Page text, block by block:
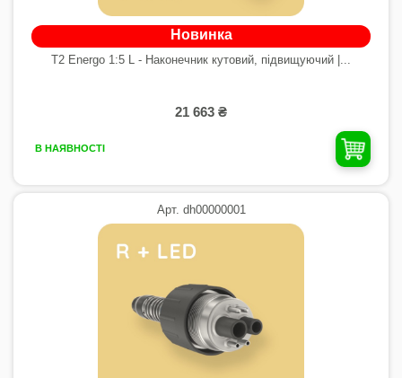
Новинка
T2 Energo 1:5 L - Наконечник кутовий, підвищуючий |...
21 663 ₴
В НАЯВНОСТІ
Арт. dh00000001